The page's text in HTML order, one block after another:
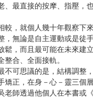
、最直接的按摩、指壓，
較，就個人幾十年觀察下
，無論是自主運動或是徒
鬆，而且最可能在未來建
整合、全面接軌。
不可思議的是，結構調整
矯正，在身－心－靈三個
老師透過他個人在本書或